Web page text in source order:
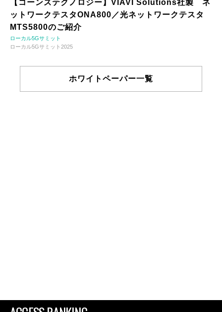
【コーンズテクノロジー】VIAVI Solutions社製 ネ
ットワークテスタONA800／光ネットワークテスタ
MTS5800のご紹介
ローカル5Gサミット
ローカル5Gサミット2025
ホワイトペーパー一覧